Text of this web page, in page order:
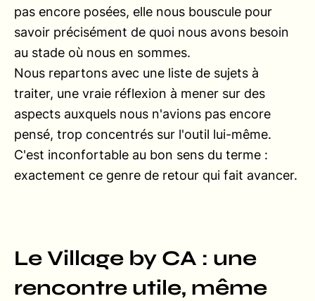
pas encore posées, elle nous bouscule pour
savoir précisément de quoi nous avons besoin
au stade où nous en sommes.
Nous repartons avec une liste de sujets à
traiter, une vraie réflexion à mener sur des
aspects auxquels nous n'avions pas encore
pensé, trop concentrés sur l'outil lui-même.
C'est inconfortable au bon sens du terme :
exactement ce genre de retour qui fait avancer.
Le Village by CA : une
rencontre utile, même